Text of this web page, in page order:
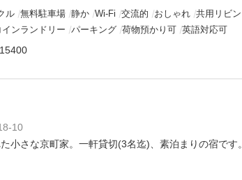
ル 無料駐車場 静か Wi-Fi 交流的 おしゃれ 共用リビ
インランドリー パーキング 荷物預かり可 英語対応可
10
小さな京町家。一軒貸切(3名迄)、素泊まりの宿です。